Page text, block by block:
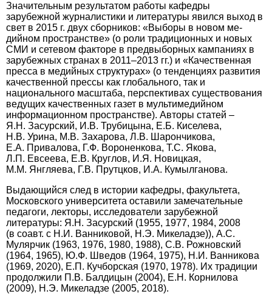
Значительным результатом работы кафедры
зарубежной журналистики и литературы явился выход в
свет в 2015 г. двух сборников: «Выборы в новом ме­
дийном пространстве» (о роли традиционных и новых
СМИ и сетевом факторе в предвыборных кампаниях в
зарубежных странах в 2011–2013 гг.) и «Качественная
пресса в медийных структурах» (о тенденциях развития
качественной прессы как глобального, так и
национального масштаба, перспективах существования
ведущих качественных газет в мультимедийном
информационном пространстве). Авторы статей –
Я.Н. Засурский, И.В. Трубицына, Е.Б. Киселева,
Н.В. Урина, М.В. Захарова, Л.В. Шарончикова,
Е.А. Привалова, Г.Ф. Вороненкова, Т.С. Якова,
Л.П. Евсеева, Е.В. Круглов, И.Я. Новицкая,
М.М. Янгляева, Г.В. Прутцков, И.А. Кумылганова.
Выдающийся след в истории кафедры, факультета,
Московского университета оставили замечательные
педагоги, лекторы, исследователи зарубежной
литературы: Я.Н. Засурский (1955, 1977, 1984, 2008
(в соавт. с Н.И. Ванниковой, Н.Э. Микела­дзе)), А.С.
Мулярчик (1963, 1976, 1980, 1988), С.В. Рожновский
(1964, 1965), Ю.Ф. Шведов (1964, 1975), Н.И. Ванникова
(1969, 2020), Е.П. Кучборская (1970, 1978). Их традиции
продолжили П.В. Балдицын (2004), Е.Н. Корнилова
(2009), Н.Э. Микеладзе (2005, 2018).